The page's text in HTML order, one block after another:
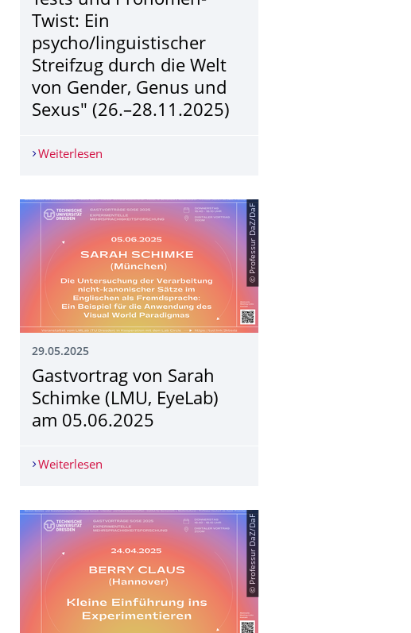
Studie (45 min/10€)
Twist: Ein
psycho/linguistischer
Streifzug durch die Welt
von Gender, Genus und
Sexus" (26.–28.11.2025)
Weiterlesen
(U Heidelberg, HULC Lab) am 26.06.2025
© Professur DaZ/DaF
29.05.2025
Gastvortrag von Sarah
Schimke (LMU, EyeLab)
am 05.06.2025
Weiterlesen
© Professur DaZ/DaF